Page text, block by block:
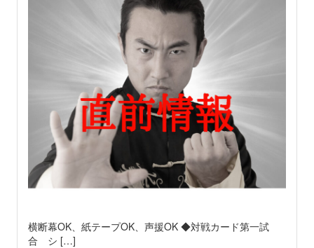
横断幕OK、紙テープOK、声援OK ◆対戦カード第一試
合 シ […]